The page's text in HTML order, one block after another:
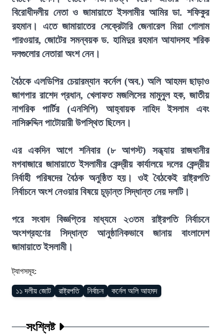
বিরোধীদলীয় নেতা ও জামায়াতে ইসলামীর আমির ডা. শফিকুর
রহমান। এতে জামায়াতের সেক্রেটারি জেনারেল মিয়া গোলাম
পারওয়ার, জোটের সমন্বয়ক ড. হামিদুর রহমান আযাদসহ শরিক
দলগুলোর নেতারা অংশ নেন।
বৈঠকে এলডিপির চেয়ারম্যান কর্নেল (অব.) অলি আহমদ ছাড়াও
জাগপার রাশেদ প্রধান, খেলাফত মজলিসের মামুনুল হক, জাতীয়
নাগরিক পার্টির (এনসিপি) আহ্বায়ক নাহিদ ইসলাম এবং
নাসিরুদ্দিন পাটোয়ারী উপস্থিত ছিলেন।
এর একদিন আগে শনিবার (৮ আগস্ট) সন্ধ্যায় রাজধানীর
মগবাজারে জামায়াতে ইসলামীর কেন্দ্রীয় কার্যালয়ে দলের কেন্দ্রীয়
নির্বাহী পরিষদের বৈঠক অনুষ্ঠিত হয়। ওই বৈঠকেই রাষ্ট্রপতি
নির্বাচনে অংশ নেওয়ার বিষয়ে চূড়ান্ত সিদ্ধান্ত নেয় দলটি।
পরে সংবাদ বিজ্ঞপ্তির মাধ্যমে ২৩তম রাষ্ট্রপতি নির্বাচনে
অংশগ্রহণের সিদ্ধান্ত আনুষ্ঠানিকভাবে জানায় বাংলাদেশ
জামায়াতে ইসলামী।
ট্যাগসমূহ:
১১ দলীয় জোট রাষ্ট্রপতি নির্বাচন কর্নেল অলি আহমদ
সংশ্লিষ্ট